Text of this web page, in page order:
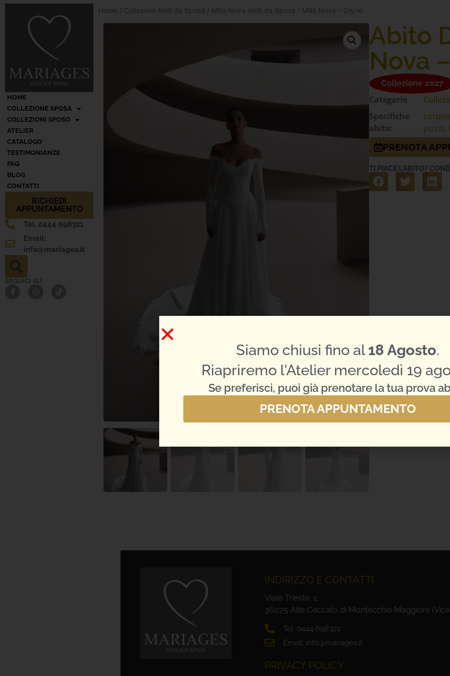
HOME
COLLEZIONE SPOSA
COLLEZIONI SPOSO
ATELIER
CATALOGO
TESTIMONIANZE
FAQ
BLOG
CONTATTI
RICHIEDI
APPUNTAMENTO
Tel. 0444 698321
Email:
info@mariages.it
SEGUICI SU:
Home / Collezioni Abiti da Sposa / Milla Nova Abiti da Sposa / Milla Nova – Olyne
Abito
Nova
Collezione 2027
Categorie
Specifiche
abito:
pizzo
PRENOTA
TI PIACE L'ABITO?
INDIRIZZO E CONTATTI
Viale Trieste, 1
36075 Alte Ceccato di Montecchio Maggiore
Tel. 0444 698321
Email: info@mariages.it
PRIVACY POLICY
Siamo chiusi fino al18 Agosto.
Riapriremo l'Atelier mercoledì 19
Se preferisci, puoi già prenotare la tua prova
PRENOTA APPUNTAMENTO